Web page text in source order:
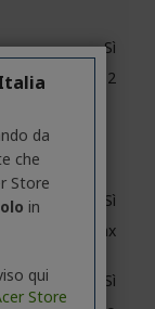
Sì
2
Sì
IEEE 802.11ax
Sì
da
che
Store
in
qui
Store